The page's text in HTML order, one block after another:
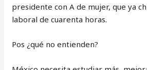
presidente con A de mujer, que ya
laboral de cuarenta horas.
Pos ¿qué no entienden?